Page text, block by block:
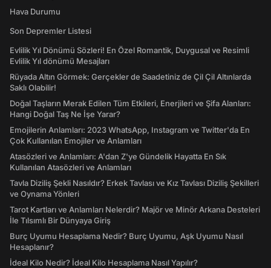
Hava Durumu
Son Depremler Listesi
Evlilik Yıl Dönümü Sözleri! En Özel Romantik, Duygusal ve Resimli
Evlilik Yıl dönümü Mesajları
Rüyada Altın Görmek: Gerçekler de Saadetiniz de Çil Çil Altınlarda
Saklı Olabilir!
Doğal Taşların Merak Edilen Tüm Etkileri, Enerjileri ve Şifa Alanları:
Hangi Doğal Taş Ne İşe Yarar?
Emojilerin Anlamları: 2023 WhatsApp, Instagram ve Twitter'da En
Çok Kullanılan Emojiler ve Anlamları
Atasözleri ve Anlamları: A'dan Z'ye Gündelik Hayatta En Sık
Kullanılan Atasözleri ve Anlamları
Tavla Diziliş Şekli Nasıldır? Erkek Tavlası ve Kız Tavlası Diziliş Şekilleri
ve Oynama Yönleri
Tarot Kartları ve Anlamları Nelerdir? Majör ve Minör Arkana Desteleri
İle Tılsımlı Bir Dünyaya Giriş
Burç Uyumu Hesaplama Nedir? Burç Uyumu, Aşk Uyumu Nasıl
Hesaplanır?
İdeal Kilo Nedir? İdeal Kilo Hesaplama Nasıl Yapılır?